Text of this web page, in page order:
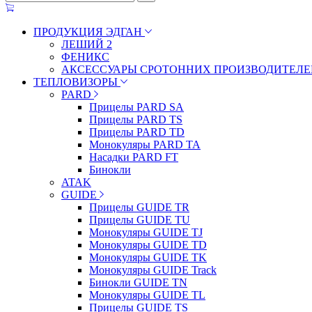
ПРОДУКЦИЯ ЭДГАН
ЛЕШИЙ 2
ФЕНИКС
АКСЕССУАРЫ СРОТОННИХ
ТЕПЛОВИЗОРЫ
PARD
Прицелы PARD SA
Прицелы PARD TS
Прицелы PARD TD
Монокуляры PARD TA
Насадки PARD FT
Бинокли
ATAK
GUIDE
Прицелы GUIDE TR
Прицелы GUIDE TU
Монокуляры GUIDE TJ
Монокуляры GUIDE TD
Монокуляры GUIDE TK
Монокуляры GUIDE Track
Бинокли GUIDE TN
Монокуляры GUIDE TL
Прицелы GUIDE TS